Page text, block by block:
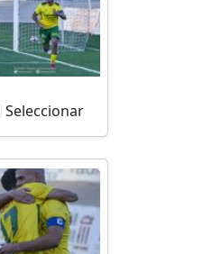
Seleccionar